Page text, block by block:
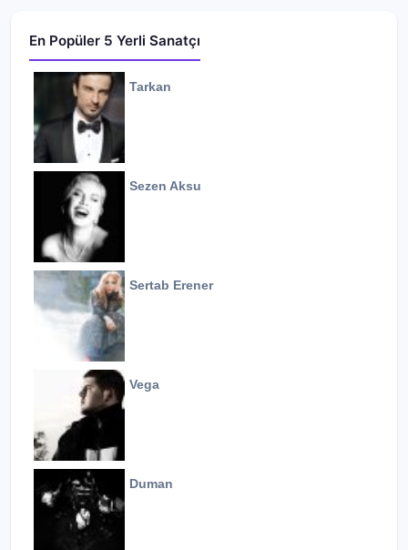
En Popüler 5 Yerli Sanatçı
Tarkan
Sezen Aksu
Sertab Erener
Vega
Duman